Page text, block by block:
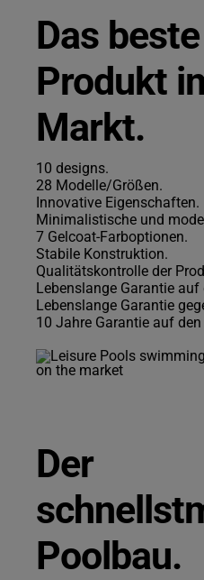
Das beste
Produkt
Markt.
10 designs.
28 Modelle/Größen.
Innovative Eigenschaften.
Minimalistische und
7 Gelcoat-Farboptionen.
Stabile Konstruktion.
Qualitätskontrolle der
Lebenslange Garantie auf
Lebenslange Garantie
10 Jahre Garantie auf den
Der
Poolbau.